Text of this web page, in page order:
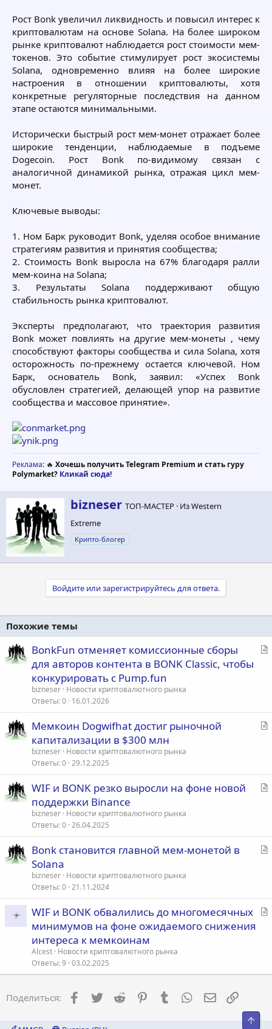
Рост Bonk увеличил ликвидность и повысил интерес к
криптовалютам на основе Solana. На более широком
рынке криптовалют наблюдается рост стоимости мем-
токенов. Это событие стимулирует рост экосистемы
Solana, одновременно влияя на более широкие
настроения в отношении криптовалюты, хотя
конкретные регуляторные последствия на данном
этапе остаются минимальными.
Исторически быстрый рост мем-монет отражает более
широкие тенденции, наблюдаемые в подъеме
Dogecoin. Рост Bonk по-видимому связан с
аналогичной динамикой рынка, отражая цикл мем-
монет.
Ключевые выводы:
1. Ном Барк руководит Bonk, уделяя особое внимание
стратегиям развития и принятия сообщества;
2. Стоимость Bonk выросла на 67% благодаря ралли
мем-коина на Solana;
3. Результаты Solana поддерживают общую
стабильность рынка криптовалют.
Эксперты предполагают, что траектория развития
Bonk может повлиять на другие мем-монеты , чему
способствуют факторы сообщества и сила Solana, хотя
осторожность по-прежнему остается ключевой. Ном
Барк, основатель Bonk, заявил: «Успех Bonk
обусловлен стратегией, делающей упор на развитие
сообщества и массовое принятие».
Реклама: 🔥 Хочешь получить Telegram Premium и стать гуру
Polymarket? Кликай сюда!
А
в
т
о
р
bizneser ТОП-МАСТЕР · ИзWestern
Extreme
Крипто-блогер
Войдите или зарегистрируйтесь для ответа.
Похожие темы
С
BonkFun отменяет комиссионные сборы
для авторов контента в BONK Classic, чтобы
конкурировать с Pump.fun
bizneser Новости криптовалютного рынка
Ответы 0 16.01.2026
С
я
Мемкоин Dogwifhat достиг рыночной
капитализации в $300 млн
bizneser Новости криптовалютного рынка
Ответы 0 29.12.2025
С
я
WIF и BONK резко выросли на фоне новой
поддержки Binance
bizneser Новости криптовалютного рынка
Ответы 0 26.04.2025
С
я
Bonk становится главной мем-монетой в
Solana
bizneser Новости криптовалютного рынка
Ответы 0 21.11.2024
С
я
WIF и BONK обвалились до многомесячных
минимумов на фоне ожидаемого снижения
интереса к мемкоинам
Alcest Новости криптовалютного рынка
Ответы 9 03.02.2025
Поделиться: Facebook
Twitter Reddit PinterestTumblr WhatsApp